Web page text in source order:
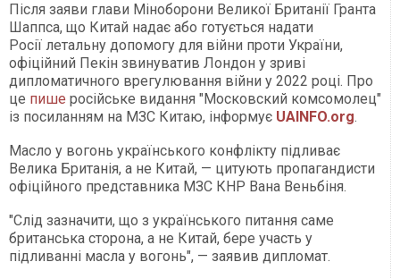
Після заяви глави Міноборони Великої Британії Гранта
Шаппса, що Китай надає або готується надати
Росії летальну допомогу для війни проти України,
офіційний Пекін звинуватив Лондон у зриві
дипломатичного врегулювання війни у 2022 році. Про
це пише російське видання "Московский комсомолец"
із посиланням на МЗС Китаю, інформує UAINFO.org.
Масло у вогонь українського конфлікту підливає
Велика Британія, а не Китай, — цитують пропагандисти
офіційного представника МЗС КНР Вана Веньбіня.
"Слід зазначити, що з українського питання саме
британська сторона, а не Китай, бере участь у
підливанні масла у вогонь", — заявив дипломат.